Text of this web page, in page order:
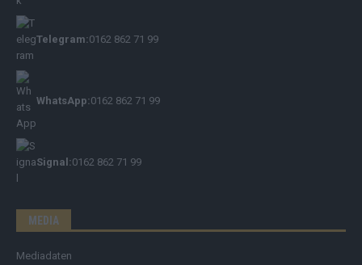
Telegram:0162 862 71 99
WhatsApp:0162 862 71 99
Signal:0162 862 71 99
MEDIA
Mediadaten